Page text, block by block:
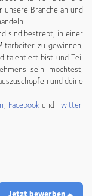
Branche an und
sind bestrebt, in einer
zu gewinnen,
talentiert bist und Teil
sein möchtest,
und deine
, Facebook und Twitter
Jetzt bewerben